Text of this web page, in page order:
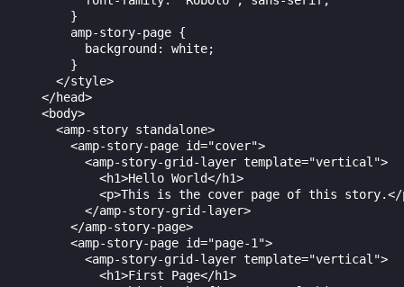
        }
        amp-story-page {
          background: white;
        }
      </style>
    </head>
    <body>
      <amp-story standalone>
        <amp-story-page id="cover">
          <amp-story-grid-layer template="vertical">
            <h1>Hello World</h1>
<p>This is the cover page of this
          </amp-story-grid-layer>
        </amp-story-page>
        <amp-story-page id="page-1">
          <amp-story-grid-layer template="vertical">
            <h1>First Page</h1>